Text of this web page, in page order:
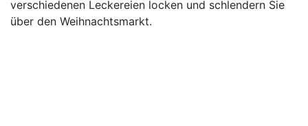
verschiedenen Leckereien locken und schlendern Sie
über den Weihnachtsmarkt.